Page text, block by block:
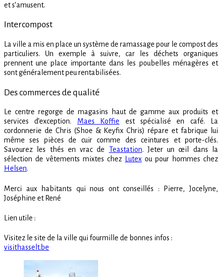
et s’amusent.
Intercompost
La ville a mis en place un système de ramassage pour le compost des
particuliers. Un exemple à suivre, car les déchets organiques
prennent une place importante dans les poubelles ménagères et
sont généralement peu rentabilisées.
Des commerces de qualité
Le centre regorge de magasins haut de gamme aux produits et
services d’exception. Maes Koffie est spécialisé en café. La
cordonnerie de Chris (Shoe & Keyfix Chris) répare et fabrique lui
même ses pièces de cuir comme des ceintures et porte-clés.
Savourez les thés en vrac de Teastation. Jeter un œil dans la
sélection de vêtements mixtes chez Lutex ou pour hommes chez
Helsen.
Merci aux habitants qui nous ont conseillés : Pierre, Jocelyne,
Joséphine et René
Lien utile :
Visitez le site de la ville qui fourmille de bonnes infos :
visithasselt.be